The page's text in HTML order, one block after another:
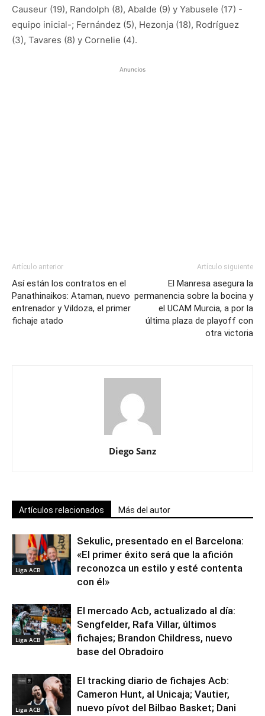
Causeur (19), Randolph (8), Abalde (9) y Yabusele (17) -
equipo inicial-; Fernández (5), Hezonja (18), Rodríguez
(3), Tavares (8) y Cornelie (4).
Anuncios
Artículo anterior
Así están los contratos en el
Panathinaikos: Ataman, nuevo
entrenador y Vildoza, el primer
fichaje atado
Artículo siguiente
El Manresa asegura la
permanencia sobre la bocina y
el UCAM Murcia, a por la
última plaza de playoff con
otra victoria
Diego Sanz
Artículos relacionados Más del autor
Liga ACB
Sekulic, presentado en el Barcelona:
«El primer éxito será que la afición
reconozca un estilo y esté contenta
con él»
Liga ACB
El mercado Acb, actualizado al día:
Sengfelder, Rafa Villar, últimos
fichajes; Brandon Childress, nuevo
base del Obradoiro
Liga ACB
El tracking diario de fichajes Acb:
Cameron Hunt, al Unicaja; Vautier,
nuevo pívot del Bilbao Basket; Dani